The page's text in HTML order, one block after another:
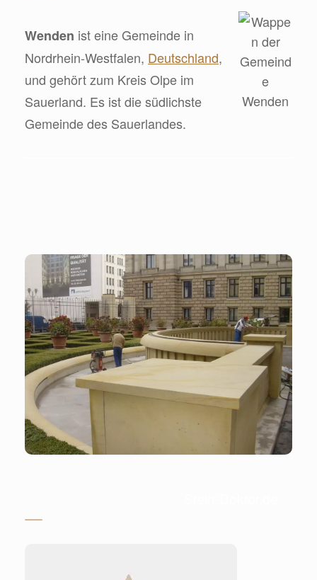
Wenden ist eine Gemeinde in
Nordrhein-Westfalen, Deutschland,
und gehört zum Kreis Olpe im
Sauerland. Es ist die südlichste
Gemeinde des Sauerlandes.